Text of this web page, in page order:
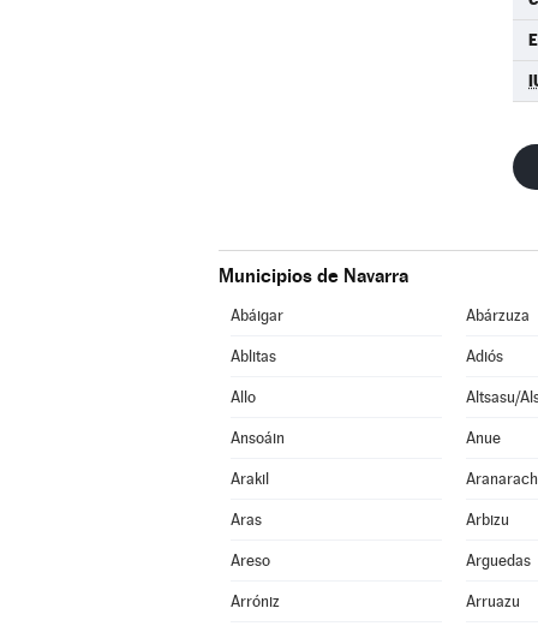
Municipios de Navarra
Abáigar Abárzuza
Ablitas Adiós
Allo Altsasu/
Ansoáin Anue
Arakil
Aras Arbizu
Areso Arguedas
Arróniz Arruazu